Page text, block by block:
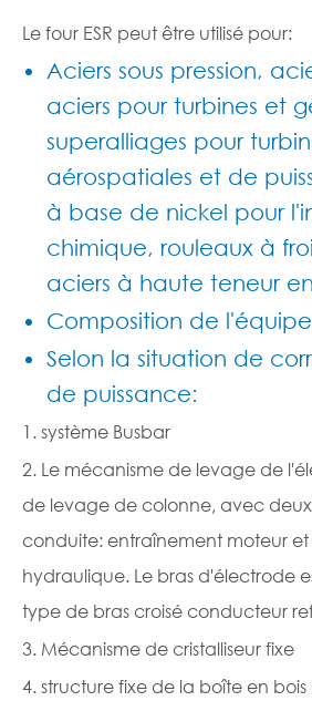
Le four ESR peut être utilisé pour:
Aciers sous pression,
aciers pour turbines et
superalliages pour
aérospatiales et de
à base de nickel pour
chimique, rouleaux à
aciers à haute teneur
Composition de
Selon la situation de
de puissance:
1. système Busbar
2. Le mécanisme de levage de
de levage de colonne, avec
conduite: entraînement moteur
hydraulique. Le bras d'électrode
type de bras croisé conducteur
3. Mécanisme de cristalliseur fixe
4. structure fixe de la boîte en